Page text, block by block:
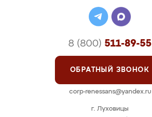
г. Луховицы
8 (800) 511-89-55
ОБРАТНЫЙ ЗВОНОК
corp-renessans@yandex.ru